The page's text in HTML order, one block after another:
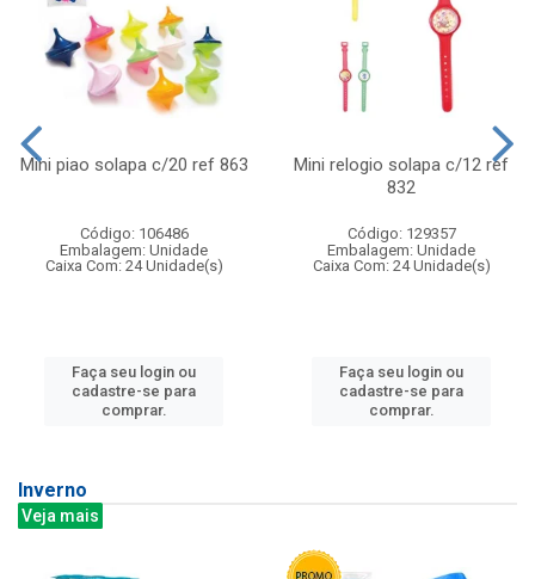
Mini piao solapa c/20 ref 863
Código: 106486
Embalagem: Unidade
Caixa Com: 24 Unidade(s)
Faça seu login ou
cadastre-se para
comprar.
Mini relogio solapa c/12 ref
832
Código: 129357
Embalagem: Unidade
Caixa Com: 24 Unidade(s)
Faça seu login ou
cadastre-se para
comprar.
Inverno
Veja mais